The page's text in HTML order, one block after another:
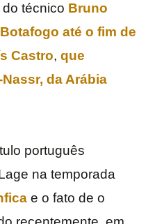
técnico Bruno
Botafogo até o fim de
Castro, que
Nassr, da Arábia
português
na temporada
e o fato de o